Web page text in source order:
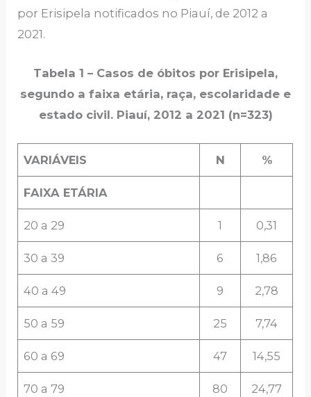
por Erisipela notificados no Piauí, de 2012 a
2021.
Tabela 1 – Casos de óbitos por Erisipela,
segundo a faixa etária, raça, escolaridade e
estado civil. Piauí, 2012 a 2021 (n=323)
VARIÁVEIS N %
FAIXA ETÁRIA
20 a 29 1 0,31
30 a 39 6 1,86
40 a 49 9 2,78
50 a 59 25 7,74
60 a 69 47 14,55
70 a 79 80 24,77